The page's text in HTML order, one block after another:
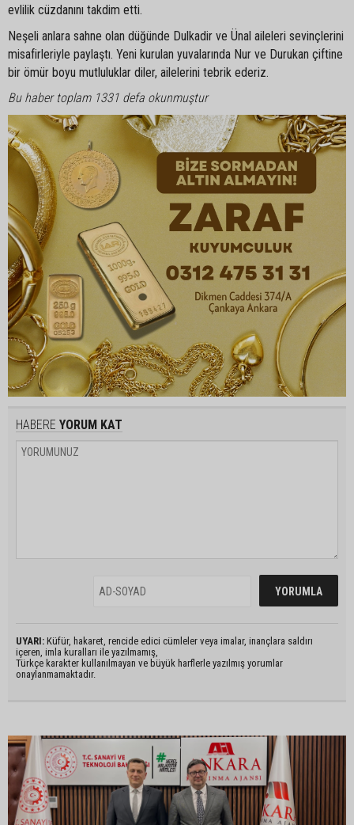
evlilik cüzdanını takdim etti.
Neşeli anlara sahne olan düğünde Dulkadir ve Ünal aileleri sevinçlerini
misafirleriyle paylaştı. Yeni kurulan yuvalarında Nur ve Durukan çiftine
bir ömür boyu mutluluklar diler, ailelerini tebrik ederiz.
Bu haber toplam 1331 defa okunmuştur
HABERE YORUM KAT
UYARI: Küfür, hakaret, rencide edici cümleler veya imalar, inançlara saldırı
içeren, imla kuralları ile yazılmamış,
Türkçe karakter kullanılmayan ve büyük harflerle yazılmış yorumlar
onaylanmamaktadır.